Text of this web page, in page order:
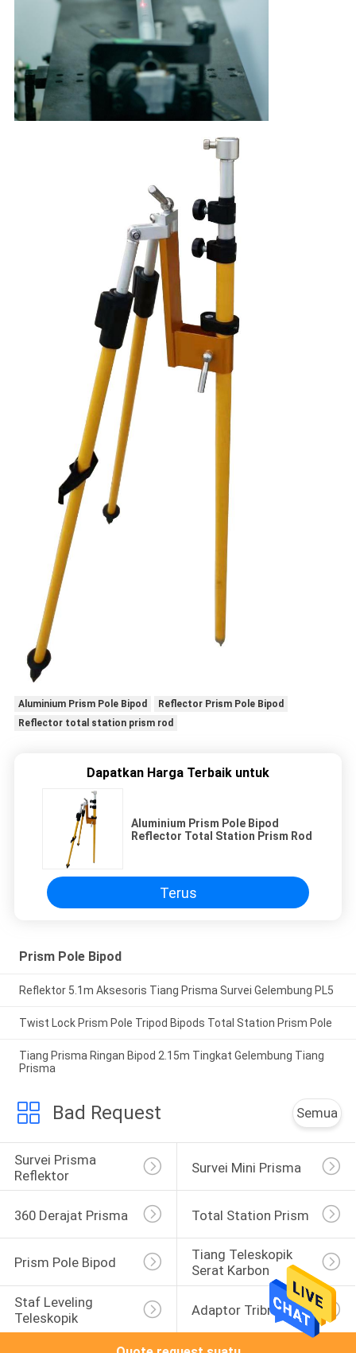
Aluminium Prism Pole Bipod
Reflector Prism Pole Bipod
Reflector total station prism rod
Dapatkan Harga Terbaik untuk
Aluminium Prism Pole Bipod
Reflector Total Station Prism Rod
Terus
Prism Pole Bipod
Reflektor 5.1m Aksesoris Tiang Prisma Survei Gelembung PL5
Twist Lock Prism Pole Tripod Bipods Total Station Prism Pole
Tiang Prisma Ringan Bipod 2.15m Tingkat Gelembung Tiang
Prisma
Bad Request Semua
Survei Prisma
Reflektor
Survei Mini Prisma
360 Derajat Prisma Total Station Prism
Prism Pole Bipod
Tiang Teleskopik
Serat Karbon
Staf Leveling
Teleskopik
Adaptor Tribrach